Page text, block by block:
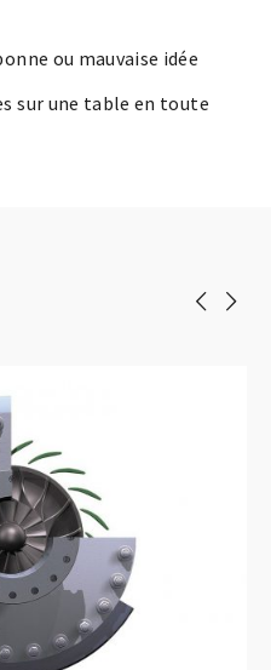
ou mauvaise idée
sur une table en toute